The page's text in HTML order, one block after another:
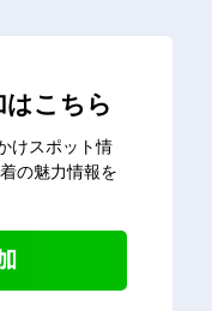
はこちら
けスポット情
の魅力情報を